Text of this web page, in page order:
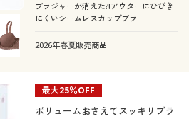
ブラジャーが消えた?!アウターにひびき
にくいシームレスカップブラ
2026年春夏販売商品
最大25％OFF
ボリュームおさえてスッキリブラ